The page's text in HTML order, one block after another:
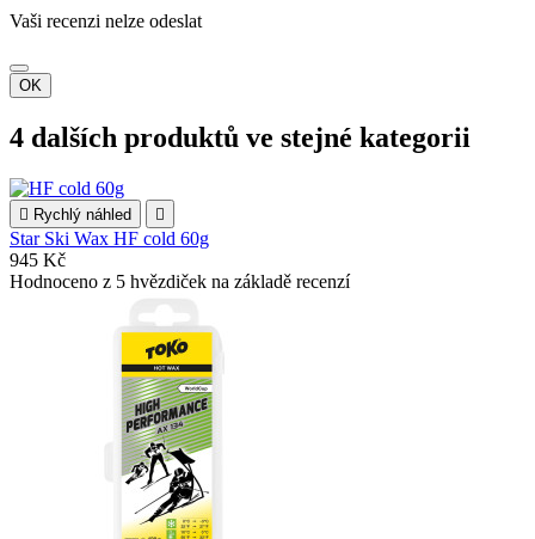
Vaši recenzi nelze odeslat
OK
4 dalších produktů ve stejné kategorii
 Rychlý náhled 
Star Ski Wax HF cold 60g
945 Kč
Hodnoceno z 5 hvězdiček na základě recenzí